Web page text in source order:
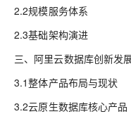
2.2规模服务体系
2.3基础架构演进
三、阿里云数据库创新发
3.1整体产品布局与现状
3.2云原生数据库核心产品